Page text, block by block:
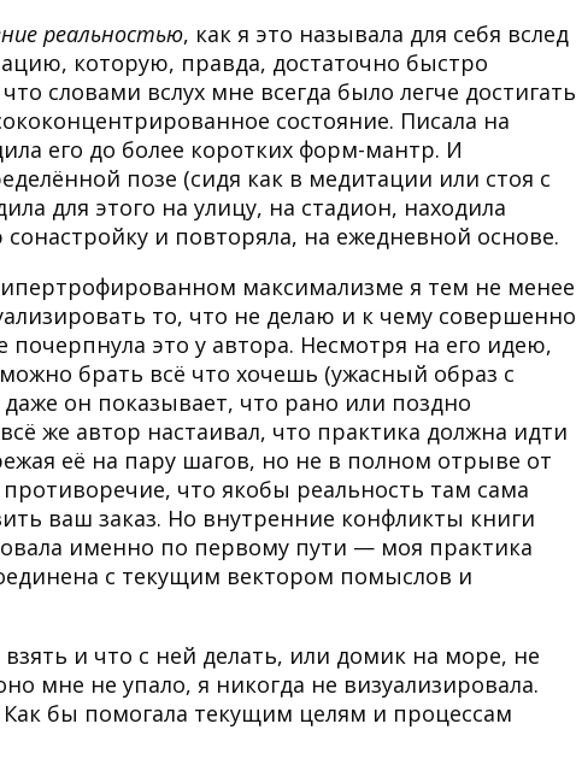
реальностью, как я это называла для себя вслед
которую, правда, достаточно быстро
словами вслух мне всегда было легче достигать
состояние. Писала на
его до более коротких форм-мантр. И
позе (сидя как в медитации или стоя с
для этого на улицу, на стадион, находила
и повторяла, на ежедневной основе.
максимализме я тем не менее
то, что не делаю и к чему совершенно
это у автора. Несмотря на его идею,
брать всё что хочешь (ужасный образ с
он показывает, что рано или поздно
же автор настаивал, что практика должна идти
её на пару шагов, но не в полном отрыве от
что якобы реальность там сама
ваш заказ. Но внутренние конфликты книги
именно по первому пути — моя практика
с текущим вектором помыслов и
и что с ней делать, или домик на море, не
мне не упало, я никогда не визуализировала.
Как бы помогала текущим целям и процессам